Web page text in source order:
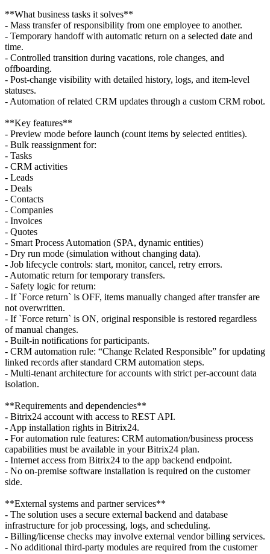
**What business tasks it solves**
- Mass transfer of responsibility from one employee to another.
- Temporary handoff with automatic return on a selected date and
time.
- Controlled transition during vacations, role changes, and
offboarding.
- Post-change visibility with detailed history, logs, and item-level
statuses.
- Automation of related CRM updates through a custom CRM robot.
**Key features**
- Preview mode before launch (count items by selected entities).
- Bulk reassignment for:
- Tasks
- CRM activities
- Leads
- Deals
- Contacts
- Companies
- Invoices
- Quotes
- Smart Process Automation (SPA, dynamic entities)
- Dry run mode (simulation without changing data).
- Job lifecycle controls: start, monitor, cancel, retry errors.
- Automatic return for temporary transfers.
- Safety logic for return:
- If `Force return` is OFF, items manually changed after transfer are
not overwritten.
- If `Force return` is ON, original responsible is restored regardless
of manual changes.
- Built-in notifications for participants.
- CRM automation rule: “Change Related Responsible” for updating
linked records after standard CRM automation steps.
- Multi-tenant architecture for accounts with strict per-account data
isolation.
**Requirements and dependencies**
- Bitrix24 account with access to REST API.
- App installation rights in Bitrix24.
- For automation rule features: CRM automation/business process
capabilities must be available in your Bitrix24 plan.
- Internet access from Bitrix24 to the app backend endpoint.
- No on-premise software installation is required on the customer
side.
**External systems and partner services**
- The solution uses a secure external backend and database
infrastructure for job processing, logs, and scheduling.
- Billing/license checks may involve external vendor billing services.
- No additional third-party modules are required from the customer